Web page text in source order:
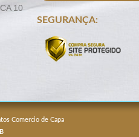
10
SEGURANÇA:
Comercio de Capa